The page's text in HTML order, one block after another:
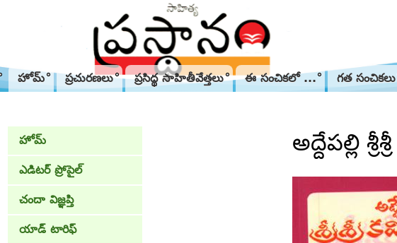
హోమ్ ప్రచురణలు ప్రసిద్థ సాహితీవేత్తలు ఈ సంచికలో ... గత సంచికలు
అద్దేపల్లి
హోమ్
ఎడిటర్ ప్రోపైల్
చందా విజ్ఞప్తి
యాడ్ టారిఫ్